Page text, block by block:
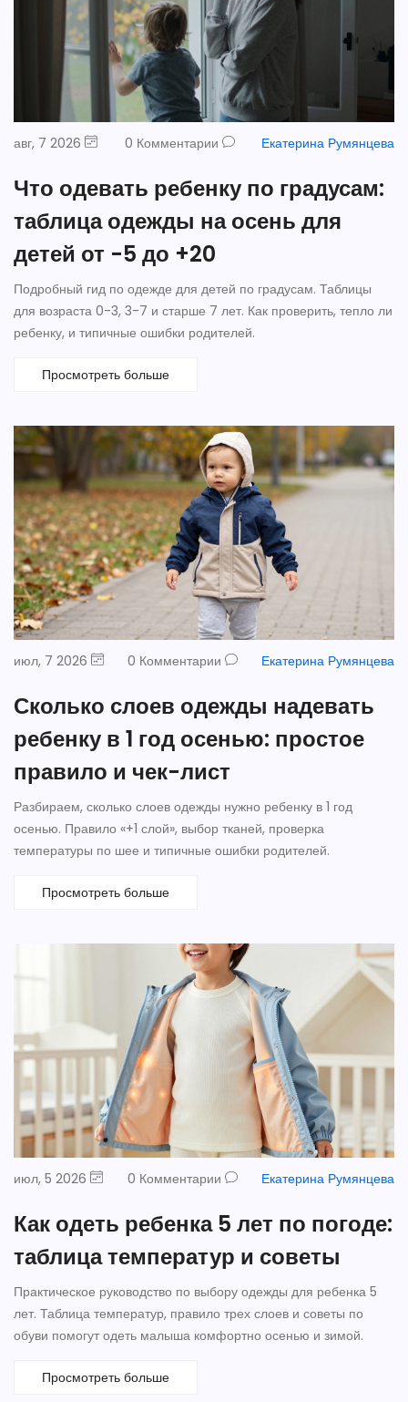
авг, 7 2026 0 Комментарии Екатерина Румянцева
Что одевать ребенку по градусам:
таблица одежды на осень для
детей от -5 до +20
Подробный гид по одежде для детей по градусам. Таблицы
для возраста 0-3, 3-7 и старше 7 лет. Как проверить, тепло ли
ребенку, и типичные ошибки родителей.
Просмотреть больше
июл, 7 2026 0 Комментарии Екатерина Румянцева
Сколько слоев одежды надевать
ребенку в 1 год осенью: простое
правило и чек-лист
Разбираем, сколько слоев одежды нужно ребенку в 1 год
осенью. Правило «+1 слой», выбор тканей, проверка
температуры по шее и типичные ошибки родителей.
Просмотреть больше
июл, 5 2026 0 Комментарии Екатерина Румянцева
Как одеть ребенка 5 лет по погоде:
таблица температур и советы
Практическое руководство по выбору одежды для ребенка 5
лет. Таблица температур, правило трех слоев и советы по
обуви помогут одеть малыша комфортно осенью и зимой.
Просмотреть больше